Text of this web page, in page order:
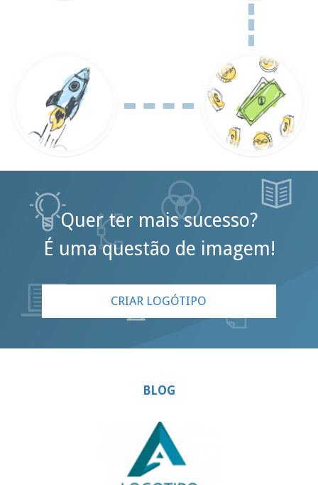
Quer ter mais sucesso?
É uma questão de imagem!
CRIAR LOGÓTIPO
BLOG